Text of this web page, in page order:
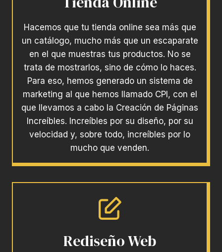
Hacemos que tu tienda online sea más que
un catálogo, mucho más que un escaparate
en el que muestras tus productos. No se
trata de mostrarlos, sino de cómo lo haces.
Para eso, hemos generado un sistema de
marketing al que hemos llamado CPI, con el
que llevamos a cabo la Creación de Páginas
Increíbles. Increíbles por su diseño, por su
velocidad y, sobre todo, increíbles por lo
mucho que venden.
Rediseño Web